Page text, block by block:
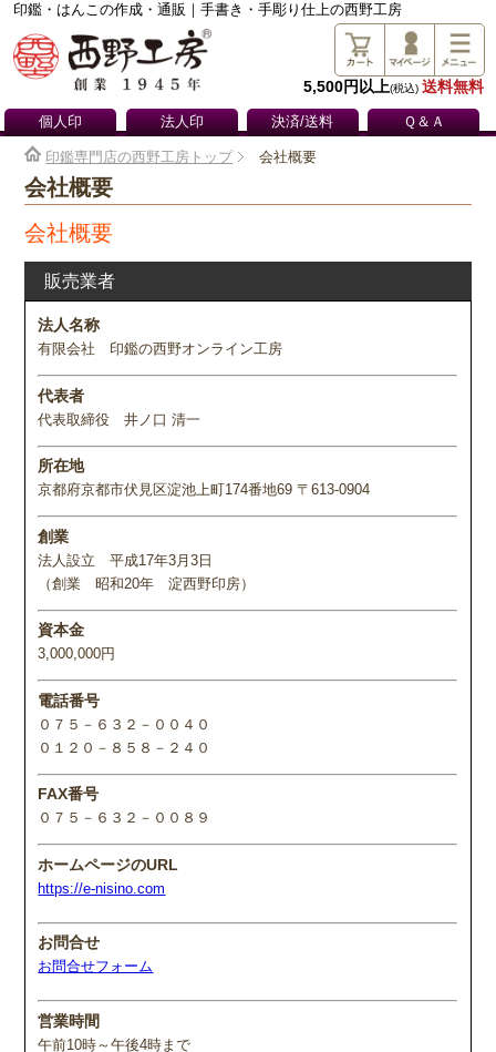
印鑑・はんこの作成・通販｜手書き・手彫り仕上の西野工房
5,500円以上(税込) 送料無料
個人印 法人印 決済/送料 Ｑ＆Ａ
印鑑専門店の西野工房トップ 会社概要
会社概要
会社概要
販売業者
法人名称
有限会社 印鑑の西野オンライン工房
代表者
代表取締役 井ノ口 清一
所在地
京都府京都市伏見区淀池上町174番地69 〒613-0904
創業
法人設立 平成17年3月3日
（創業 昭和20年 淀西野印房）
資本金
3,000,000円
電話番号
０７５－６３２－００４０
０１２０－８５８－２４０
FAX番号
０７５－６３２－００８９
ホームページのURL
https://e-nisino.com
お問合せ
お問合せフォーム
営業時間
午前10時～午後4時まで